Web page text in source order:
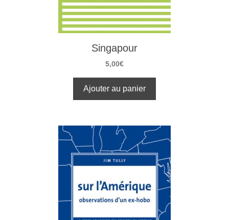
Singapour
5,00€
Ajouter au panier